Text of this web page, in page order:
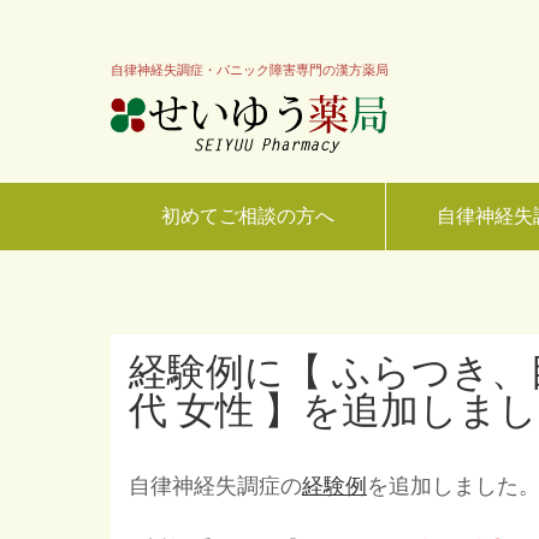
自律神経失調症・パニック障害専門の漢方薬局
初めてご相談の方へ 自律神経
経験例に【 ふらつき
代 女性 】を追加しま
自律神経失調症の経験例 を追加しました。